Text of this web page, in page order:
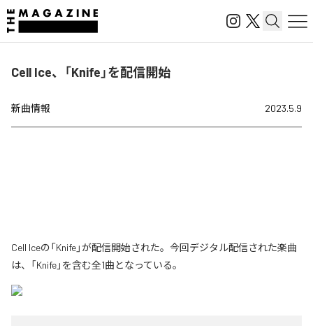
Cell Ice、「Knife」を配信開始
新曲情報 2023.5.9
Cell Iceの「Knife」が配信開始された。今回デジタル配信された楽曲
は、「Knife」を含む全1曲となっている。